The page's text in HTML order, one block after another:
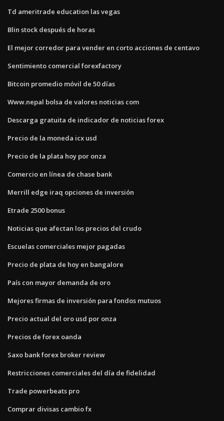
Td ameritrade education las vegas
Blin stock después de horas
El mejor corredor para vender en corto acciones de centavo
Sentimiento comercial forexfactory
Bitcoin promedio móvil de 50 días
Www.nepal bolsa de valores noticias com
Descarga gratuita de indicador de noticias forex
Precio de la moneda icx usd
Precio de la plata hoy por onza
Comercio en línea de chase bank
Merrill edge iraq opciones de inversión
Etrade 2500 bonus
Noticias que afectan los precios del crudo
Escuelas comerciales mejor pagadas
Precio de plata de hoy en bangalore
País con mayor demanda de oro
Mejores firmas de inversión para fondos mutuos
Precio actual del oro usd por onza
Precios de forex oanda
Saxo bank forex broker review
Restricciones comerciales del día de fidelidad
Trade powerbeats pro
Comprar divisas cambio fx